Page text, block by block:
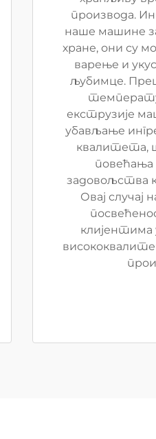
производа.
наше машине
хране, они су
варење и
љубимце.
екструзије
убављање
квалитета,
задовољства
Овај случај